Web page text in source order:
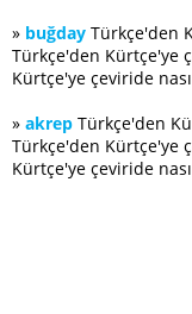
» buğday Türkçe'den
Türkçe'den Kürtçe'ye
Kürtçe'ye çeviride
» akrep Türkçe'den
Türkçe'den Kürtçe'ye
Kürtçe'ye çeviride